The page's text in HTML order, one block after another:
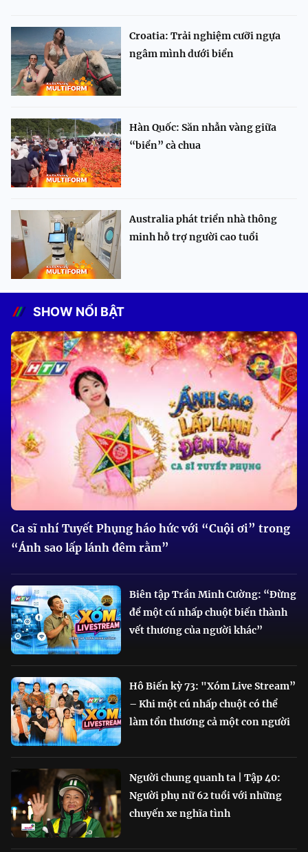
Croatia: Trải nghiệm cưỡi ngựa
ngâm mình dưới biển
Hàn Quốc: Săn nhẫn vàng giữa
“biển” cà chua
Australia phát triển nhà thông
minh hỗ trợ người cao tuổi
SHOW NỔI BẬT
Ca sĩ nhí Tuyết Phụng háo hức với “Cuội ơi” trong
“Ánh sao lấp lánh đêm rằm”
Biên tập Trần Minh Cường: “Đừng
để một cú nhấp chuột biến thành
vết thương của người khác”
Hô Biến kỳ 73: "Xóm Live Stream”
– Khi một cú nhấp chuột có thể
làm tổn thương cả một con người
Người chung quanh ta | Tập 40:
Người phụ nữ 62 tuổi với những
chuyến xe nghĩa tình